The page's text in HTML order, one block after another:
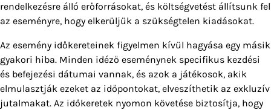
rendelkezésre álló erőforrásokat, és költségvetést állítsunk fel
az eseményre, hogy elkerüljük a szükségtelen kiadásokat.
Az esemény időkereteinek figyelmen kívül hagyása egy másik
gyakori hiba. Minden idéző eseménynek specifikus kezdési
és befejezési dátumai vannak, és azok a játékosok, akik
elmulasztják ezeket az időpontokat, elveszíthetik az exkluzív
jutalmakat. Az időkeretek nyomon követése biztosítja, hogy